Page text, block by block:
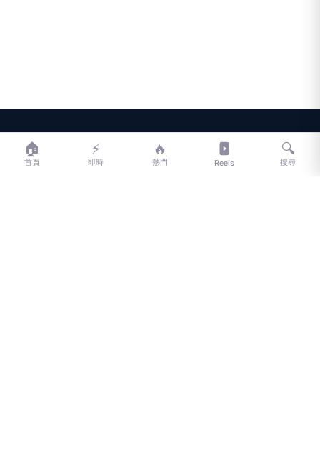
LIFE
LIFE 生活網是台灣領先的生活資訊平台，提供即時新聞、生活、健康、
🏠
首頁
⚡
即時
🔥
熱門 Reels
🔍
搜尋